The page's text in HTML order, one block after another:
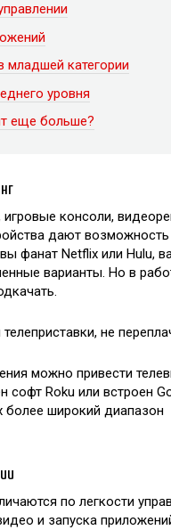
младшей категории
уровня
еще больше?
консоли,
дают
фанат Netflix или Hulu,
варианты. Но в
можно привести
софт Roku или встроен
более широкий диапазон
по легкости
и запуска